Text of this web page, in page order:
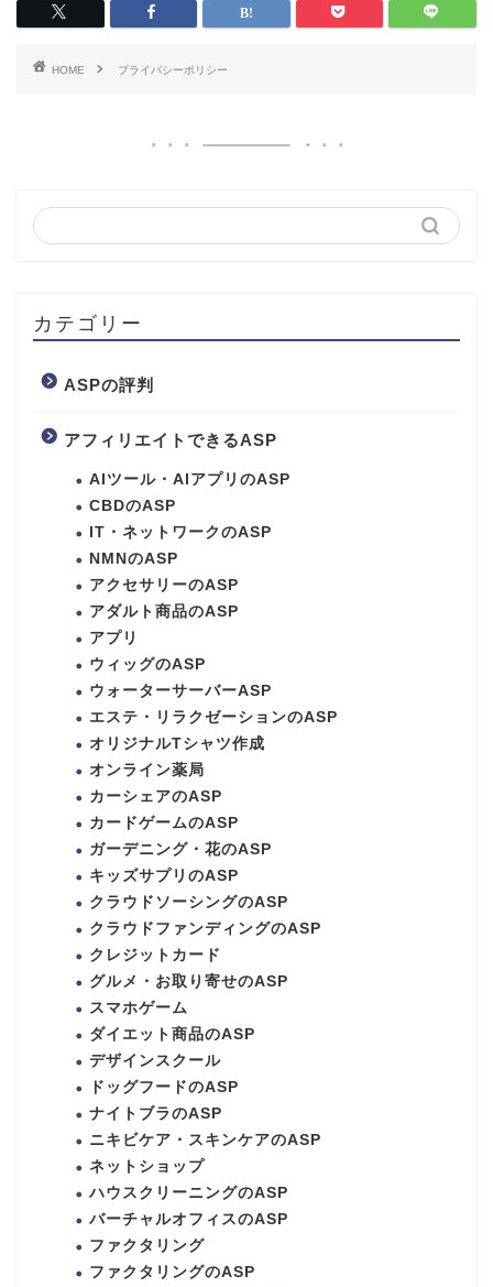
HOME プライバシーポリシー
カテゴリー
ASPの評判
アフィリエイトできるASP
AIツール・AIアプリのASP
CBDのASP
IT・ネットワークのASP
NMNのASP
アクセサリーのASP
アダルト商品のASP
アプリ
ウィッグのASP
ウォーターサーバーASP
エステ・リラクゼーションのASP
オリジナルTシャツ作成
オンライン薬局
カーシェアのASP
カードゲームのASP
ガーデニング・花のASP
キッズサプリのASP
クラウドソーシングのASP
クラウドファンディングのASP
クレジットカード
グルメ・お取り寄せのASP
スマホゲーム
ダイエット商品のASP
デザインスクール
ドッグフードのASP
ナイトブラのASP
ニキビケア・スキンケアのASP
ネットショップ
ハウスクリーニングのASP
バーチャルオフィスのASP
ファクタリング
ファクタリングのASP